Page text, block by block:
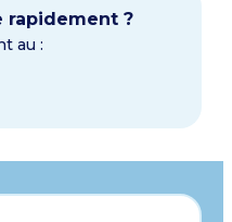
rapidement ?
au :